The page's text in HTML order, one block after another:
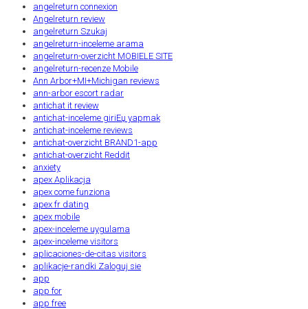
angelreturn connexion
Angelreturn review
angelreturn Szukaj
angelreturn-inceleme arama
angelreturn-overzicht MOBIELE SITE
angelreturn-recenze Mobile
Ann Arbor+MI+Michigan reviews
ann-arbor escort radar
antichat it review
antichat-inceleme giriЕџ yapmak
antichat-inceleme reviews
antichat-overzicht BRAND1-app
antichat-overzicht Reddit
anxiety
apex Aplikacja
apex come funziona
apex fr dating
apex mobile
apex-inceleme uygulama
apex-inceleme visitors
aplicaciones-de-citas visitors
aplikacje-randki Zaloguj sie
app
app for
app free